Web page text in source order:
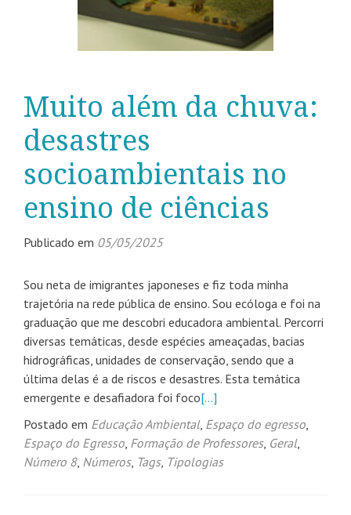
Muito além da chuva:
desastres
socioambientais no
ensino de ciências
Publicado em 05/05/2025
Sou neta de imigrantes japoneses e fiz toda minha
trajetória na rede pública de ensino. Sou ecóloga e foi na
graduação que me descobri educadora ambiental. Percorri
diversas temáticas, desde espécies ameaçadas, bacias
hidrográficas, unidades de conservação, sendo que a
última delas é a de riscos e desastres. Esta temática
emergente e desafiadora foi foco[…]
Postado em Educação Ambiental, Espaço do egresso,
Espaço do Egresso, Formação de Professores, Geral,
Número 8, Números, Tags, Tipologias